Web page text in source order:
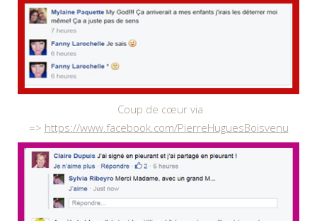
Coup de cœur via
=> https://www.facebook.com/PierreHuguesBoisvenu